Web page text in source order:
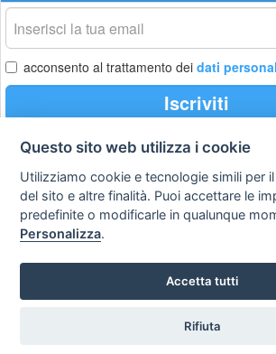
La
tua
email
acconsento al trattamento dei dati
Iscriviti
Privacy
policy
Avviso
legale
Copyright © 2008
SVILUPPO TURISMO ITALIA S.r.L.
P.IVA: 01665350433 - R.E.A. FM-195884
Questo sito web utilizza i cookie
Utilizziamo cookie e tecnologie simili per
del sito e altre finalità. Puoi accettare le
predefinite o modificarle in qualunque
Personalizza.
Accetta tutti
Rifiuta